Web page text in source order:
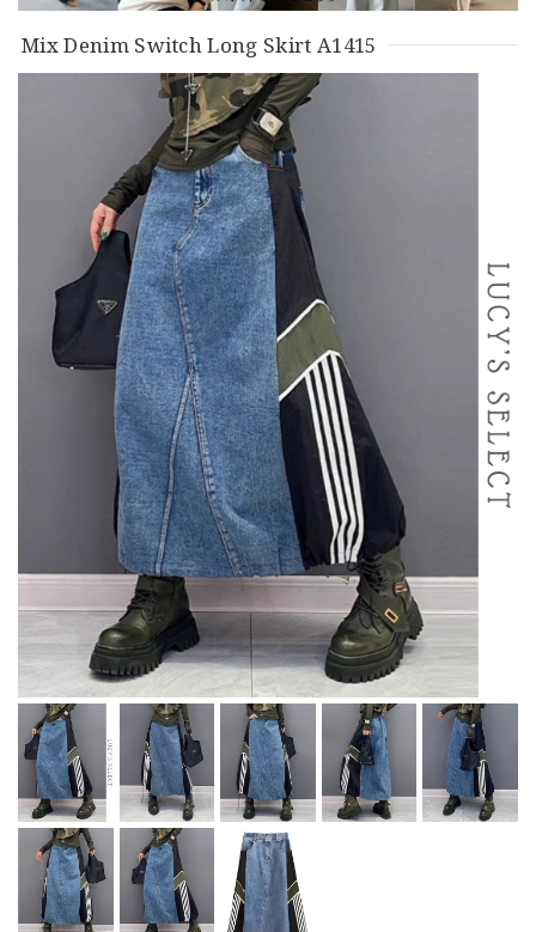
Mix Denim Switch Long Skirt A1415